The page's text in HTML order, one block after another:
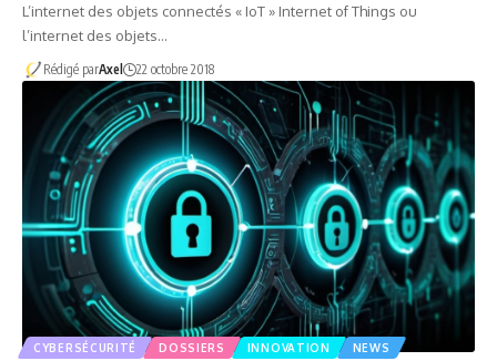
L’internet des objets connectés « IoT » Internet of Things ou
l’internet des objets…
Rédigé parAxel 22 octobre 2018
CYBERSÉCURITÉ DOSSIERS INNOVATION NEWS